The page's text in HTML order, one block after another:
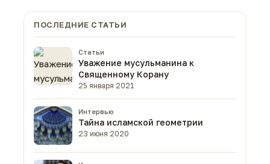
ПОСЛЕДНИЕ СТАТЬИ
Статьи
Уважение мусульманина к
Священному Корану
25 января 2021
Интервью
Тайна исламской геометрии
23 июня 2020